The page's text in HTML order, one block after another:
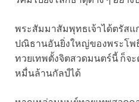
พระสัมมาสัมพุทธเจ้าได้ตรัสแ
ปณิธานอันยิ่งใหญ่ของพระโพ
ทวยเทพตั้งจิตสวดมนตร์นี้ ก็
หมื่นล้านกัลป์ได้